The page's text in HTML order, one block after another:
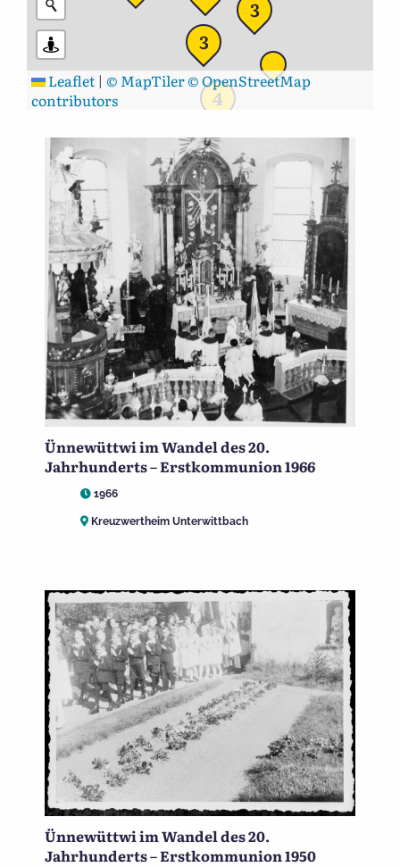
3
4
3
Leaflet | © MapTiler© OpenStreetMap
contributors
Ünnewüttwi im Wandel des 20.
Jahrhunderts – Erstkommunion 1966
1966
Kreuzwertheim Unterwittbach
Ünnewüttwi im Wandel des 20.
Jahrhunderts – Erstkommunion 1950